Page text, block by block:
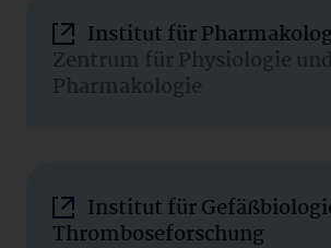
Institut für
Zentrum für Physiologie und
Pharmakologie
Institut für
Thromboseforschung